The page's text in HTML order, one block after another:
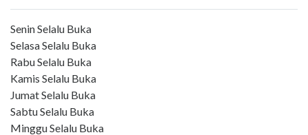
Senin Selalu Buka
Selasa Selalu Buka
Rabu Selalu Buka
Kamis Selalu Buka
Jumat Selalu Buka
Sabtu Selalu Buka
Minggu Selalu Buka